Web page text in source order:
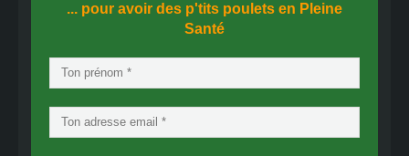
... pour avoir des p'tits poulets en Pleine
Santé